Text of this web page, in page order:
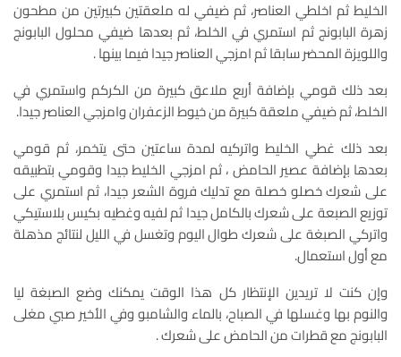
الخليط ثم اخلطي العناصر، ثم ضيفي له ملعقتين كبيرتين من مطحون
زهرة البابونج ثم استمري في الخلط، ثم بعدها ضيفي محلول البابونج
واللويزة المحضر سابقا ثم امزجي العناصر جيدا فيما بينها .
بعد ذلك قومي بإضافة أربع ملاعق كبيرة من الكركم واستمري في
الخلط، ثم ضيفي ملعقة كبيرة من خيوط الزعفران وامزجي العناصر جيدا.
بعد ذلك غطي الخليط واتركيه لمدة ساعتين حتى يتخمر، ثم قومي
بعدها بإضافة عصير الحامض ، ثم امزجي الخليط جيدا وقومي بتطبيقه
على شعرك خصلو خصلة مع تدليك فروة الشعر جيدا، ثم استمري على
توزيع الصبعة على شعرك بالكامل جيدا ثم لفيه وغطيه بكيس بلاستيكي
واتركي الصبغة على شعرك طوال اليوم وتغسل في الليل لنتائج مذهلة
مع أول استعمال.
وإن كنت لا تريدين الإنتظار كل هذا الوقت يمكنك وضع الصبغة ليا
والنوم بها وغسلها في الصباح، بالماء والشامبو وفي الأخير صبي مغلى
البابونج مع قطرات من الحامض على شعرك .